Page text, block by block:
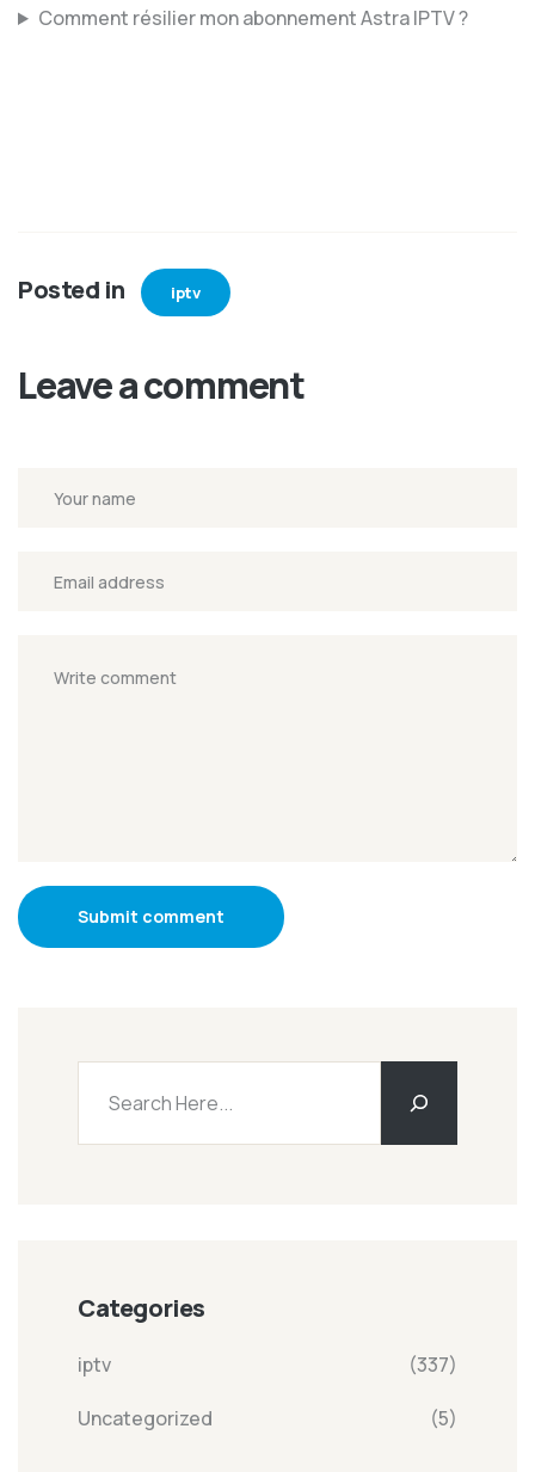
Comment résilier mon abonnement Astra IPTV ?
Posted in iptv
Leave a comment
Submit comment
Categories
iptv (337)
Uncategorized (5)